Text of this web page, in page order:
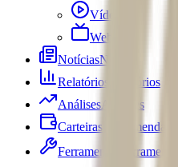
Vídeos
Webséries
NotíciasNotícias
Relatórios
Relatórios
Análises Análises
Carteiras Recomendadas
Ferramentas